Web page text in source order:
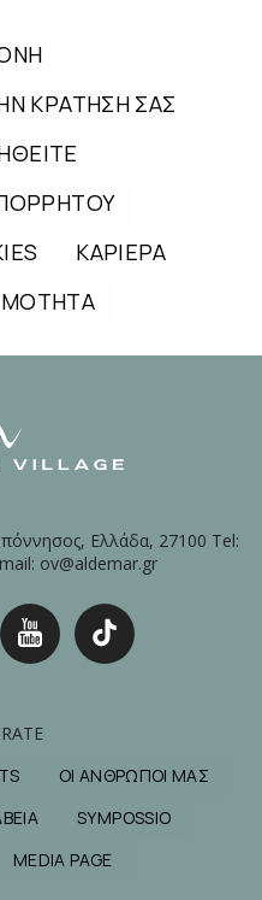
ΚΡΑΤΗΣΗ ΣΑΣ
ΚΑΡΙΕΡΑ
Ελλάδα, 27100 Tel:
ov@aldemar.gr
ΟΙ ΑΝΘΡΩΠΟΙ ΜΑΣ
SYMPOSSIO
MEDIA PAGE